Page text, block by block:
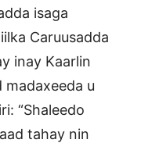
isaga
Caruusadda
inay Kaarlin
u
“Shaleedo
tahay nin